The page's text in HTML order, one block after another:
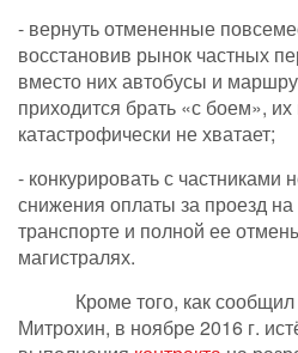
- вернуть отмененные
восстановив рынок частных
вместо них автобусы и
приходится брать «с боем», их
катастрофически не хватает;
- конкурировать с частниками
снижения оплаты за проезд
транспорте и полной ее
магистралях.
Кроме того, как сообщил в
Митрохин, в ноябре 2016 г.